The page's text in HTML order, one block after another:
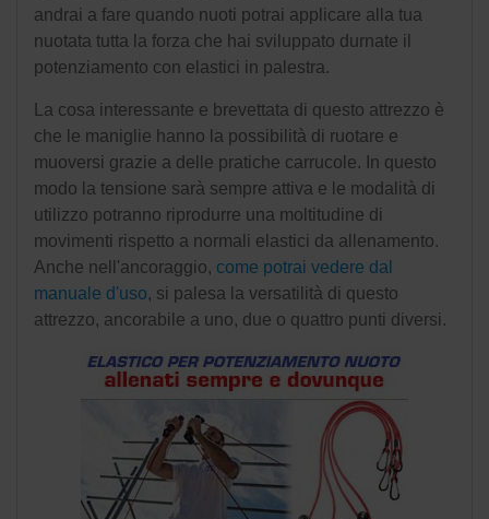
andrai a fare quando nuoti potrai applicare alla tua
nuotata tutta la forza che hai sviluppato durnate il
potenziamento con elastici in palestra.
La cosa interessante e brevettata di questo attrezzo è
che le maniglie hanno la possibilità di ruotare e
muoversi grazie a delle pratiche carrucole. In questo
modo la tensione sarà sempre attiva e le modalità di
utilizzo potranno riprodurre una moltitudine di
movimenti rispetto a normali elastici da allenamento.
Anche nell'ancoraggio, come potrai vedere dal
manuale d'uso, si palesa la versatilità di questo
attrezzo, ancorabile a uno, due o quattro punti diversi.